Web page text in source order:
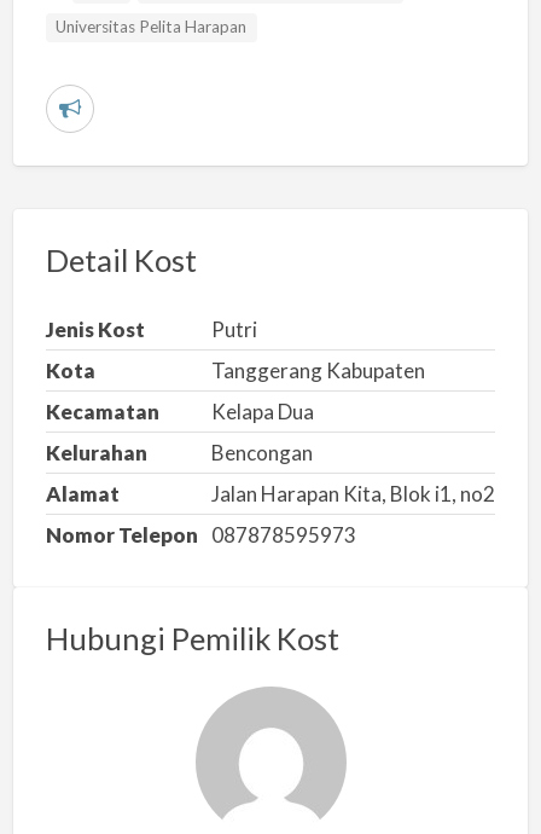
Universitas Pelita Harapan
L
r
n
m
a
s
a
l
a
Detail Kost
Jenis Kost
Putri
Kota
Tanggerang Kabupaten
Kecamatan
Kelapa Dua
Kelurahan
Bencongan
Alamat
Jalan Harapan Kita, Blok i1, no2
Nomor Telepon
087878595973
Hubungi Pemilik Kost